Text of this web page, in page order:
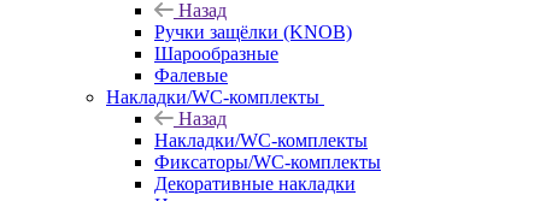
Назад
Ручки защёлки (KNOB)
Шарообразные
Фалевые
Накладки/WC-комплекты
Назад
Накладки/WC-комплекты
Фиксаторы/WC-комплекты
Декоративные накладки